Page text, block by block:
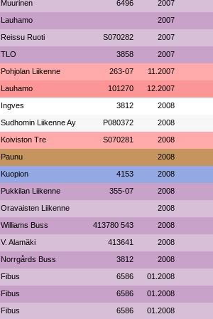
Muurinen 6496 2007
Lauhamo 2007
Reissu Ruoti S070282 2007
TLO 3858 2007
Pohjolan Liikenne 263-07 11.2007
Lauhamo 101270 12.2007
Ingves 3812 2008
Sudhomin Liikenne Ay P080372 2008
Koiviston Tre S070281 2008
Paunu 2008
Kuopion 4153 2008
Pukkilan Liikenne 355-07 2008
Oravaisten Liikenne 2008
Williams Buss 413780 543 2008
V. Alamäki 413641 2008
Norrgårds Buss 3812 2008
Fibus 6586 01.2008
Fibus 6586 01.2008
Fibus 6586 01.2008